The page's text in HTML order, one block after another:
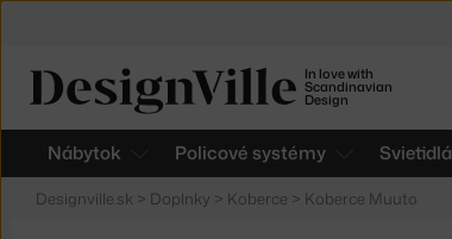
In love with
Scandinavian
Design
Nábytok Policové systémy Svietidlá
Designville.sk > Doplnky > Koberce > Koberce Muuto